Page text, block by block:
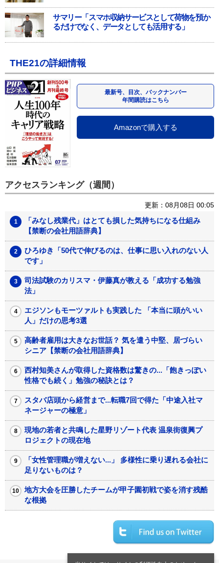
サマリー「スマホ収納サービスとして荷物を預か
るだけでなく、データとしても活用する」
THE21の詳細情報
最新号、目次、バックナンバー
年間購読はこちら
Amazonで購入する
アクセスランキング（週間）
更新：08月08日 00:05
「みなし残業代」はとても損した気持ちになる仕組み
【禁断の会社用語辞典】
ひろゆき「50代で伸びるのは、仕事に思い入れのない人
です」
司法試験のカリスマ・伊藤真が教える「成功する勉強
法」
エジソンもモーツァルトも実践した 「本当に頭がいい
人」だけの思考3選
高齢者雇用は大きなお世話？ 気を遣う中堅、居づらい
シニア【禁断の会社用語辞典】
西村知美さんが取得した資格数は驚きの...「飽きっぽい
性格でも続く」勉強の秘訣とは？
スタバ店頭から経営まで...転職7回で得た「中途入社マ
ネージャーの極意」
現地の若者と共鳴した星野リゾート代表 温泉街復興プ
ロジェクトの現在地
「女性管理職が増えない...」 多様性に乗り遅れる会社に
足りないものは？
地方大会を圧勝したチームが甲子園初戦で姿を消す残酷
な根拠